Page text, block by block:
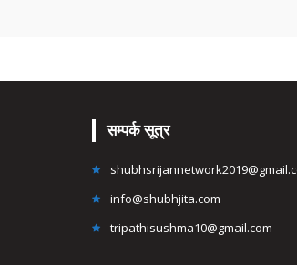
सम्पर्क सूत्र
info@shubhjita.com
tripathisushma10@gmail.com